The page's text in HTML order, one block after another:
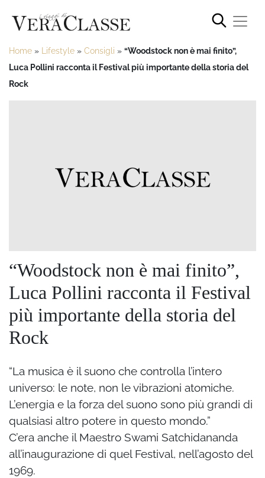
Home » Lifestyle » Consigli » “Woodstock non è mai finito”,
Luca Pollini racconta il Festival più importante della storia del
Rock
“Woodstock non è mai finito”,
Luca Pollini racconta il Festival
più importante della storia del
Rock
“La musica è il suono che controlla l’intero
universo: le note, non le vibrazioni atomiche.
L’energia e la forza del suono sono più grandi di
qualsiasi altro potere in questo mondo.”
C’era anche il Maestro Swami Satchidananda
all’inaugurazione di quel Festival, nell’agosto del
1969.